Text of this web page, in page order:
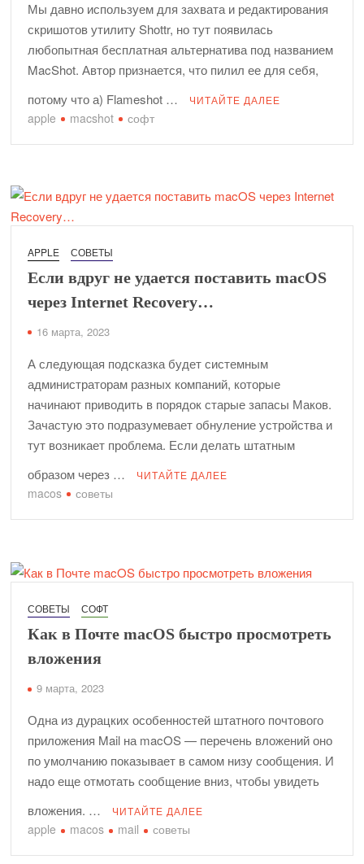
И снова про то, как легко и непринужденно разбить экран
Макбука…
Приглашаем в пятницу 20 марта на весенний квиз!
WiFi в офисе Fixed.one стал еще ближе к посетителям
А когда уже можно менять аккумулятор в айфоне? —
Средняя стоимость ремонта iPhone в Fixed.one
айфоны!
Прогрессивные скидки на ремонт айфонов в Fixed.one!
Мы давно используем для захвата и редактирования
скришотов утилиту Shottr, но тут появилась
любопытная бесплатная альтернатива под названием
MacShot. Автор признается, что пилил ее для себя,
потому что а) Flameshot …
ЧИТАЙТЕ ДАЛЕЕ
apple macshot софт
APPLE СОВЕТЫ
Если вдруг не удается поставить macOS
через Internet Recovery…
16 марта, 2023
А следующая подсказка будет системным
администраторам разных компаний, которые
начинают приводить в порядок старые запасы Маков.
Зачастую это подразумевает обнуление устройства и
тут возникает проблема. Если делать штатным
образом через …
ЧИТАЙТЕ ДАЛЕЕ
macos советы
СОВЕТЫ СОФТ
Как в Почте macOS быстро просмотреть
вложения
9 марта, 2023
Одна из дурацких особенностей штатного почтового
приложения Mail на macOS — перечень вложений оно
по умолчанию показывает в самом низу сообщения. И
надо еще отмотать сообщение вниз, чтобы увидеть
вложения. …
ЧИТАЙТЕ ДАЛЕЕ
apple macos mail советы